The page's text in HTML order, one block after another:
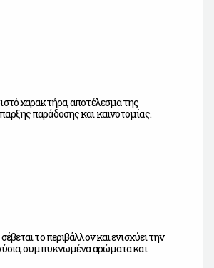
χαρακτήρα, αποτέλεσμα της
παράδοσης και καινοτομίας.
το περιβάλλον και ενισχύει την
συμπυκνωμένα αρώματα και